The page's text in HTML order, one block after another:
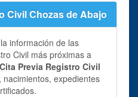
Civil Chozas de Abajo
información de las
Civil más próximas a
Cita Previa Registro Civil
expedientes